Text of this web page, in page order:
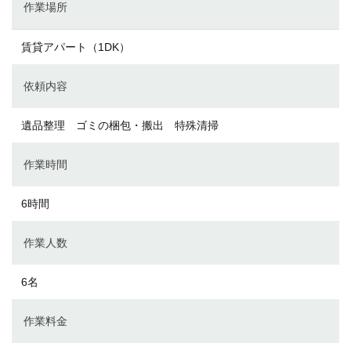
作業場所
賃貸アパート（1DK）
依頼内容
遺品整理 ゴミの梱包・搬出 特殊清掃
作業時間
6時間
作業人数
6名
作業料金